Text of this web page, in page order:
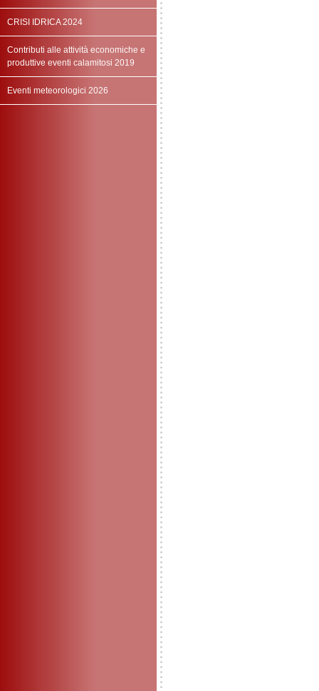
CRISI IDRICA 2024
Contributi alle attività economiche e
produttive eventi calamitosi 2019
Eventi meteorologici 2026